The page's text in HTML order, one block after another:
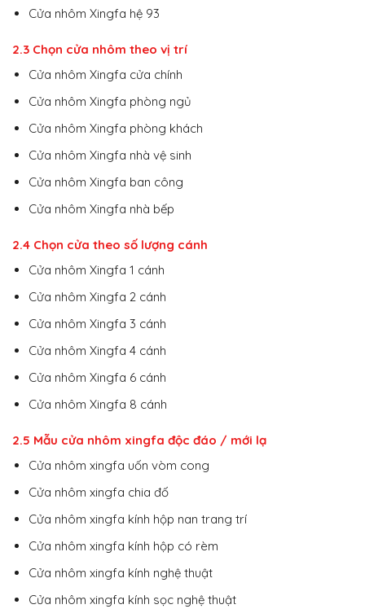
Cửa nhôm Xingfa hệ 93
2.3 Chọn cửa nhôm theo vị trí
Cửa nhôm Xingfa cửa chính
Cửa nhôm Xingfa phòng ngủ
Cửa nhôm Xingfa phòng khách
Cửa nhôm Xingfa nhà vệ sinh
Cửa nhôm Xingfa ban công
Cửa nhôm Xingfa nhà bếp
2.4 Chọn cửa theo số lượng cánh
Cửa nhôm Xingfa 1 cánh
Cửa nhôm Xingfa 2 cánh
Cửa nhôm Xingfa 3 cánh
Cửa nhôm Xingfa 4 cánh
Cửa nhôm Xingfa 6 cánh
Cửa nhôm Xingfa 8 cánh
2.5 Mẫu cửa nhôm xingfa độc đáo / mới lạ
Cửa nhôm xingfa uốn vòm cong
Cửa nhôm xingfa chia đố
Cửa nhôm xingfa kính hộp nan trang trí
Cửa nhôm xingfa kính hộp có rèm
Cửa nhôm xingfa kính nghệ thuật
Cửa nhôm xingfa kính sọc nghệ thuật